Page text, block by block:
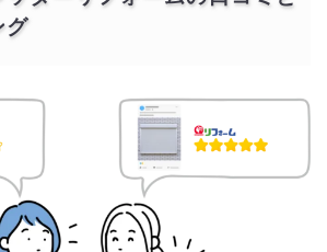
グ